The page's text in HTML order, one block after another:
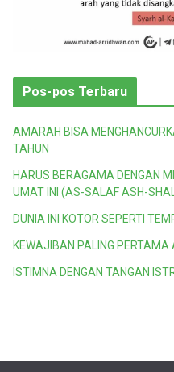
Pos-pos Terbaru
AMARAH BISA
TAHUN
HARUS BERAGAMA DENGAN
UMAT INI (AS-SALAF ASH-
DUNIA INI KOTOR SEPERTI
KEWAJIBAN PALING
ISTIMNA DENGAN TANGAN